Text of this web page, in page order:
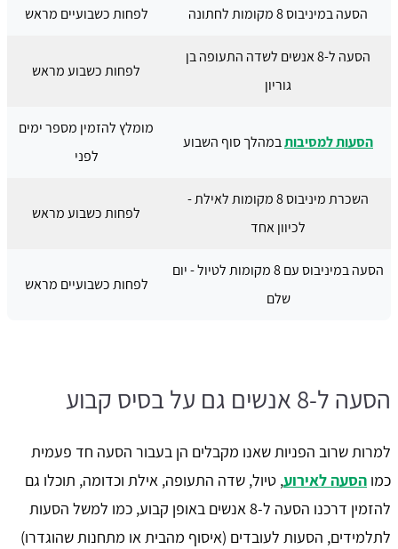
הסעה במיניבוס 8 מקומות לחתונה לפחות כשבועיים מראש
הסעה ל-8 אנשים לשדה התעופה בן
גוריון
לפחות כשבוע מראש
הסעות למסיבותבמהלך סוף השבוע
מומלץ להזמין מספר ימים
לפני
השכרת מיניבוס 8 מקומות לאילת -
לכיוון אחד
לפחות כשבוע מראש
הסעה במיניבוס עם 8 מקומות לטיול - יום
שלם
לפחות כשבועיים מראש
הסעה ל-8 אנשים גם על בסיס קבוע
למרות שרוב הפניות שאנו מקבלים הן בעבור הסעה חד פעמית
כמו הסעה לאירוע, טיול, שדה התעופה, אילת וכדומה, תוכלו גם
להזמין דרכנו הסעה ל-8 אנשים באופן קבוע, כמו למשל הסעות
לתלמידים, הסעות לעובדים (איסוף מהבית או מתחנות שהוגדרו)